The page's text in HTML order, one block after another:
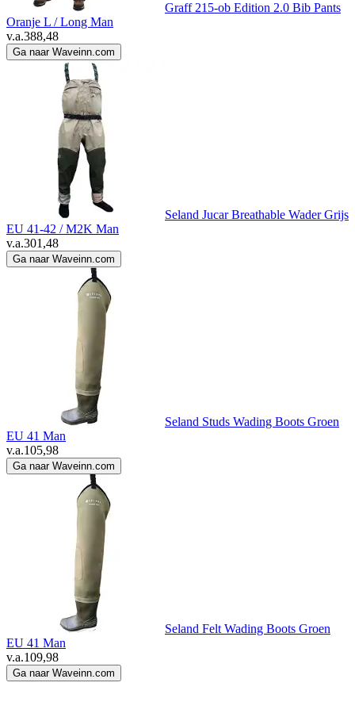
Graff 215-ob Edition 2.0 Bib Pants
Oranje L / Long Man
v.a.388,48
Ga naar Waveinn.com
Seland Jucar Breathable Wader Grijs
EU 41-42 / M2K Man
v.a.301,48
Ga naar Waveinn.com
Seland Studs Wading Boots Groen
EU 41 Man
v.a.105,98
Ga naar Waveinn.com
Seland Felt Wading Boots Groen
EU 41 Man
v.a.109,98
Ga naar Waveinn.com